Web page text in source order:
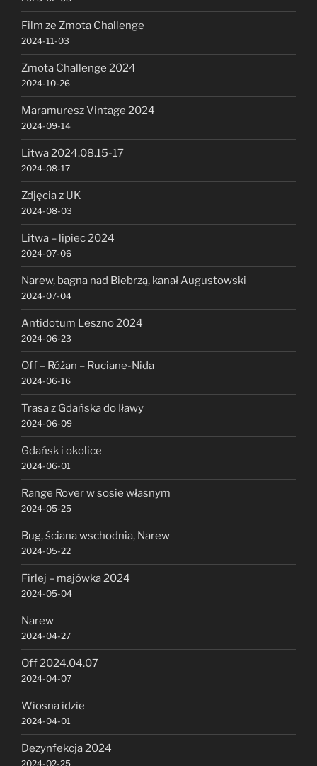
Film ze Zmota Challenge
2024-11-03
Zmota Challenge 2024
2024-10-26
Maramuresz Vintage 2024
2024-09-14
Litwa 2024.08.15-17
2024-08-17
Zdjęcia z UK
2024-08-03
Litwa – lipiec 2024
2024-07-06
Narew, bagna nad Biebrzą, kanał Augustowski
2024-07-04
Antidotum Leszno 2024
2024-06-23
Off – Różan – Ruciane-Nida
2024-06-16
Trasa z Gdańska do Iławy
2024-06-09
Gdańsk i okolice
2024-06-01
Range Rover w sosie własnym
2024-05-25
Bug, ściana wschodnia, Narew
2024-05-22
Firlej – majówka 2024
2024-05-04
Narew
2024-04-27
Off 2024.04.07
2024-04-07
Wiosna idzie
2024-04-01
Dezynfekcja 2024
2024-02-25